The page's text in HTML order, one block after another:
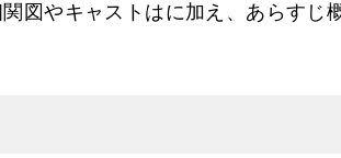
図やキャストはに加え、あらすじ